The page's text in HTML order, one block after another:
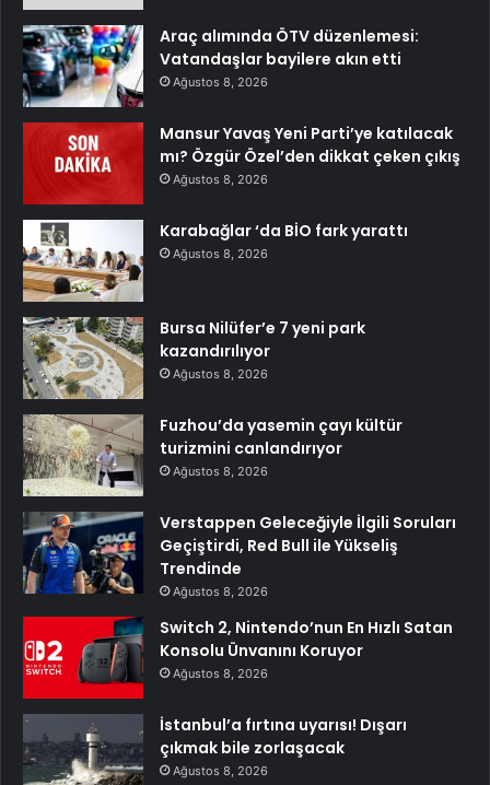
Araç alımında ÖTV düzenlemesi:
Vatandaşlar bayilere akın etti
Ağustos 8, 2026
Mansur Yavaş Yeni Parti’ye katılacak
mı? Özgür Özel’den dikkat çeken çıkış
Ağustos 8, 2026
Karabağlar ‘da BİO fark yarattı
Ağustos 8, 2026
Bursa Nilüfer’e 7 yeni park
kazandırılıyor
Ağustos 8, 2026
Fuzhou’da yasemin çayı kültür
turizmini canlandırıyor
Ağustos 8, 2026
Verstappen Geleceğiyle İlgili Soruları
Geçiştirdi, Red Bull ile Yükseliş
Trendinde
Ağustos 8, 2026
Switch 2, Nintendo’nun En Hızlı Satan
Konsolu Ünvanını Koruyor
Ağustos 8, 2026
İstanbul’a fırtına uyarısı! Dışarı
çıkmak bile zorlaşacak
Ağustos 8, 2026